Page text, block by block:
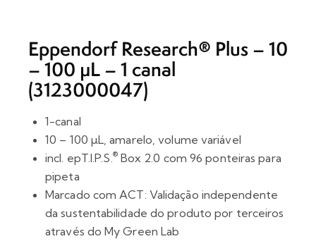
Eppendorf Research® Plus – 10
– 100 µL – 1 canal
(3123000047)
1-canal
10 – 100 µL, amarelo, volume variável
incl. epT.I.P.S.®Box 2.0 com 96 ponteiras para
pipeta
Marcado com ACT: Validação independente
da sustentabilidade do produto por terceiros
através do My Green Lab